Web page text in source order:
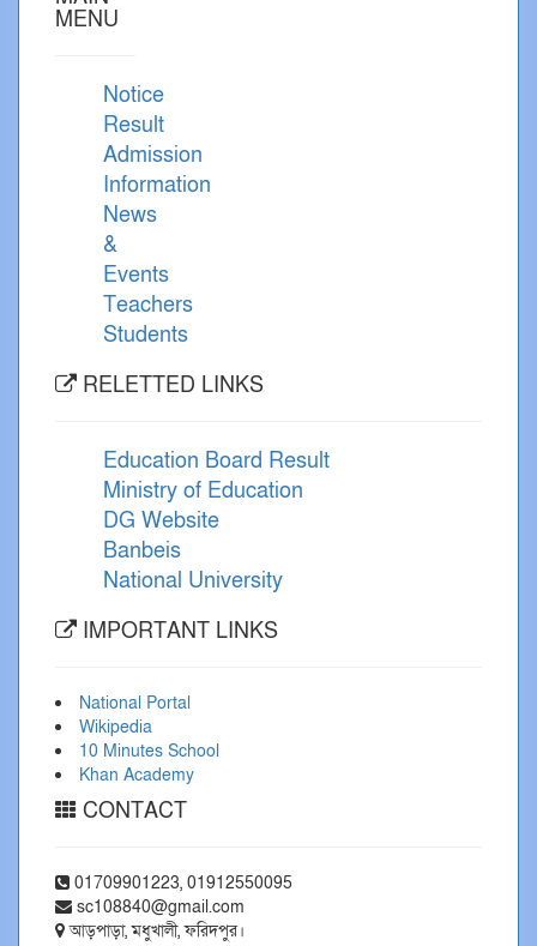
MENU
Notice
Result
Admission
Information
News
&
Events
Teachers
Students
RELETTED LINKS
Education Board Result
Ministry of Education
DG Website
Banbeis
National University
IMPORTANT LINKS
National Portal
Wikipedia
10 Minutes School
Khan Academy
CONTACT
01709901223, 01912550095
sc108840@gmail.com
আড়পাড়া, মধুখালী, ফরিদপুর।